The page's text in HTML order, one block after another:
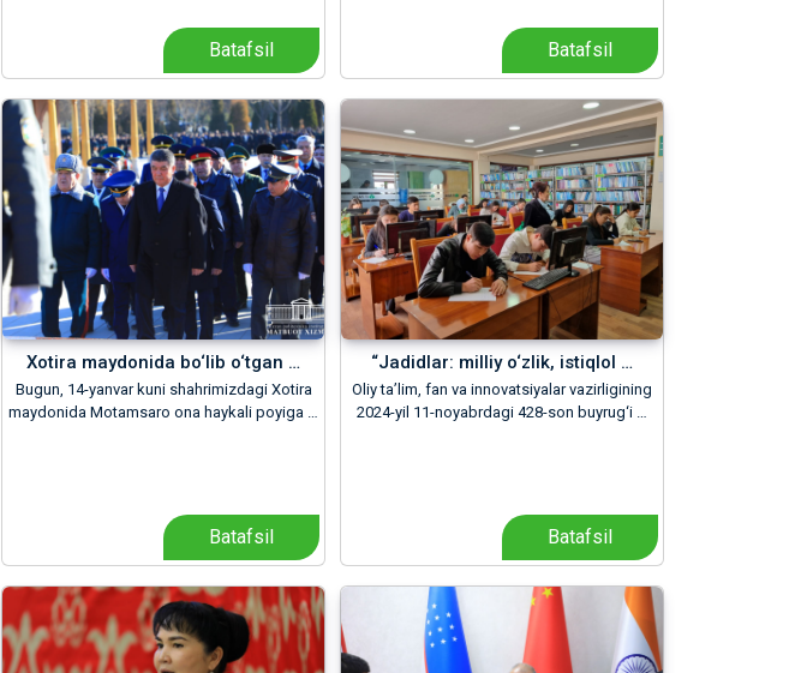
Batafsil Batafsil
Xotira maydonida bo‘lib o‘tgan …
Bugun, 14-yanvar kuni shahrimizdagi Xotira
maydonida Motamsaro ona haykali poyiga …
Batafsil
“Jadidlar: milliy o‘zlik, istiqlol …
Oliy ta’lim, fan va innovatsiyalar vazirligining
2024-yil 11-noyabrdagi 428-son buyrug‘i …
Batafsil